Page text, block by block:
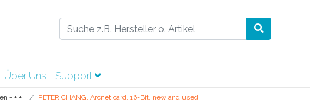
Über Uns Support
+ + + PETER CHANG, Arcnet card, 16-Bit, new and used